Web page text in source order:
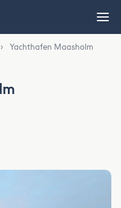
› Yachthafen Maasholm